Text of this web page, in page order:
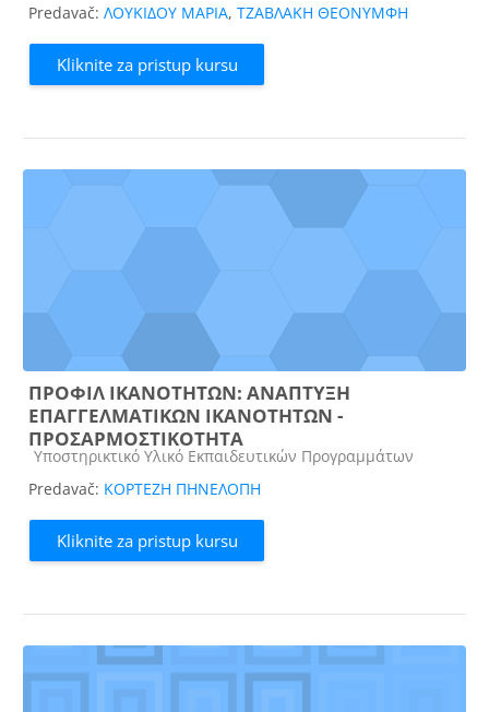
Predavač: ΛΟΥΚΙΔΟΥ ΜΑΡΙΑ, ΤΖΑΒΛΑΚΗ ΘΕΟΝΥΜΦΗ
Kliknite za pristup kursu
ΠΡΟΦΙΛ ΙΚΑΝΟΤΗΤΩΝ: ΑΝΑΠΤΥΞΗ
ΕΠΑΓΓΕΛΜΑΤΙΚΩΝ ΙΚΑΝΟΤΗΤΩΝ -
ΠΡΟΣΑΡΜΟΣΤΙΚΟΤΗΤΑ
Kategorija kursa
Υποστηρικτικό Υλικό Εκπαιδευτικών Προγραμμάτων
Predavač: ΚΟΡΤΕΖΗ ΠΗΝΕΛΟΠΗ
Kliknite za pristup kursu